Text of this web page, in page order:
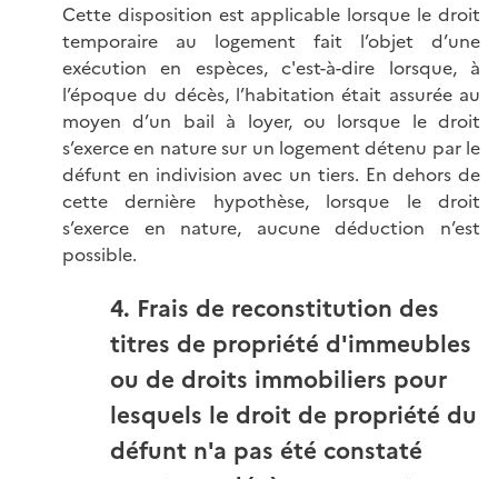
Cette disposition est applicable lorsque le droit
temporaire au logement fait l’objet d’une
exécution en espèces, c'est-à-dire lorsque, à
l’époque du décès, l’habitation était assurée au
moyen d’un bail à loyer, ou lorsque le droit
s’exerce en nature sur un logement détenu par le
défunt en indivision avec un tiers. En dehors de
cette dernière hypothèse, lorsque le droit
s’exerce en nature, aucune déduction n’est
possible.
4. Frais de reconstitution des
titres de propriété d'immeubles
ou de droits immobiliers pour
lesquels le droit de propriété du
défunt n'a pas été constaté